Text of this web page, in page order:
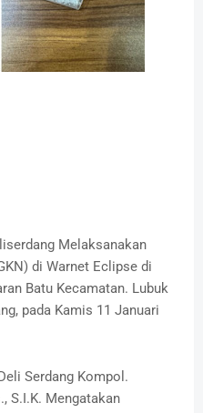
Melaksanakan
di Warnet Eclipse di
Batu Kecamatan. Lubuk
pada Kamis 11 Januari
Serdang Kompol.
S.I.K. Mengatakan